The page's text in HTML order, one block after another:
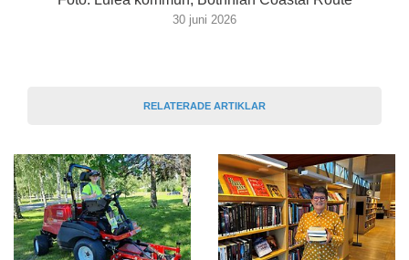
30 juni 2026
RELATERADE ARTIKLAR